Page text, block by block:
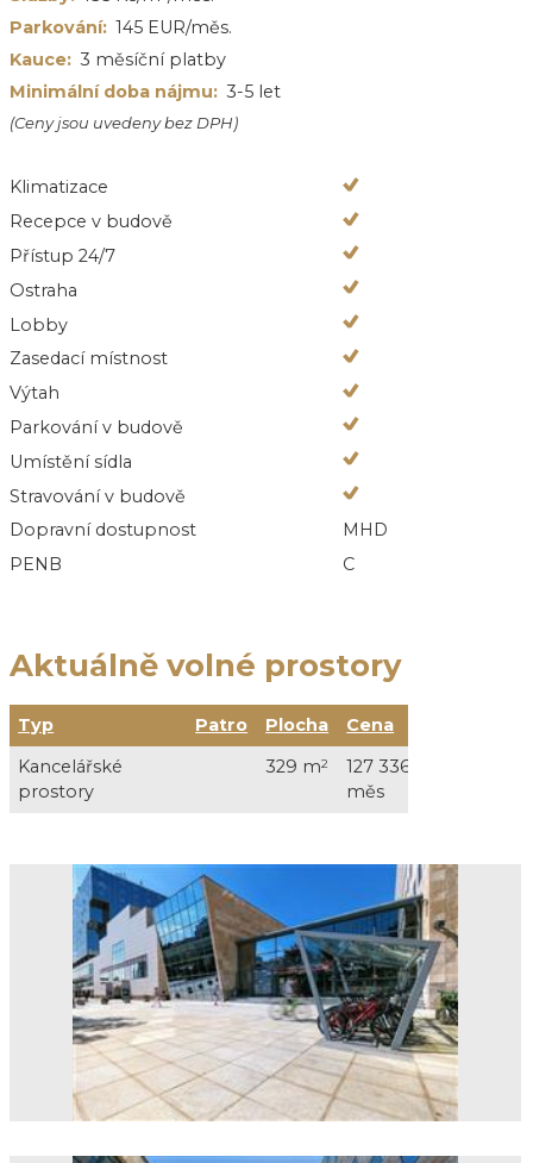
Parkování: 145 EUR/měs.
Kauce: 3 měsíční platby
Minimální doba nájmu: 3-5 let
(Ceny jsou uvedeny bez DPH)
Klimatizace
Recepce v budově
Přístup 24/7
Ostraha
Lobby
Zasedací místnost
Výtah
Parkování v budově
Umístění sídla
Stravování v budově
Dopravní dostupnost
MHD
PENB
C
Aktuálně volné prostory
Typ Patro Plocha Cena
Kancelářské
prostory
329 m2
127 336 Kč /
měs